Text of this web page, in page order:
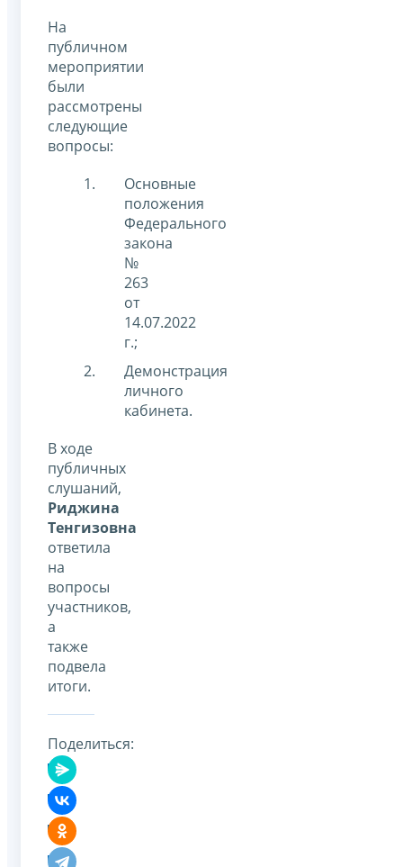
На
публичном
мероприятии
были
рассмотрены
следующие
вопросы:
Основные
положения
Федерального
закона
№
263
от
14.07.2022
г.;
Демонстрация
личного
кабинета.
В ходе
публичных
слушаний,
Риджина
Тенгизовна
ответила
на
вопросы
участников,
а
также
подвела
итоги.
Поделиться: